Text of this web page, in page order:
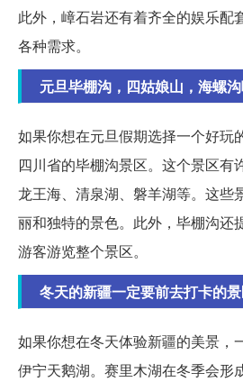
此外，嶂石岩还有着齐全的娱乐配
各种需求。
元旦毕棚沟，四姑娘山，海螺
如果你想在元旦假期选择一个好玩
四川省的毕棚沟景区。这个景区有
龙王海、清泉湖、磐羊湖等。这些
丽和独特的景色。此外，毕棚沟还
游客游览整个景区。
冬天的新疆一定要前去打卡的
如果你想在冬天体验新疆的美景，
伊宁天鹅湖。赛里木湖在冬季会形